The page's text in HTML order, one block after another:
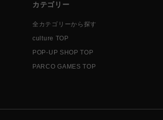
カテゴリー
全カテゴリーから探す
culture TOP
POP-UP SHOP TOP
PARCO GAMES TOP